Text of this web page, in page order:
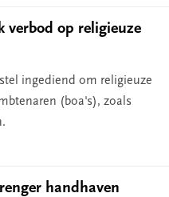
verbod op religieuze
ingediend om religieuze
(boa's), zoals
handhaven